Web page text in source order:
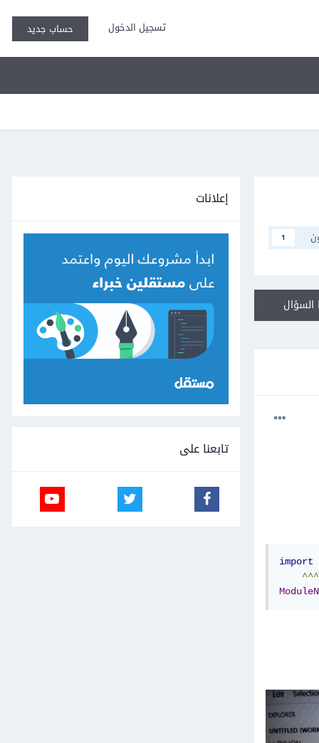
تسجيل الدخول حساب جديد
1
import
إعلانات
تابعنا على